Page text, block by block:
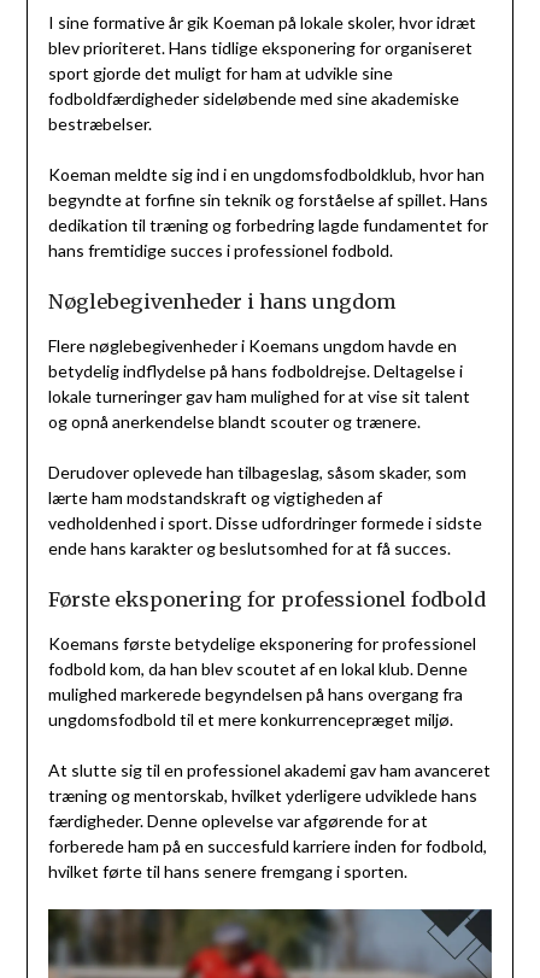
I sine formative år gik Koeman på lokale skoler, hvor idræt
blev prioriteret. Hans tidlige eksponering for organiseret
sport gjorde det muligt for ham at udvikle sine
fodboldfærdigheder sideløbende med sine akademiske
bestræbelser.
Koeman meldte sig ind i en ungdomsfodboldklub, hvor han
begyndte at forfine sin teknik og forståelse af spillet. Hans
dedikation til træning og forbedring lagde fundamentet for
hans fremtidige succes i professionel fodbold.
Nøglebegivenheder i hans ungdom
Flere nøglebegivenheder i Koemans ungdom havde en
betydelig indflydelse på hans fodboldrejse. Deltagelse i
lokale turneringer gav ham mulighed for at vise sit talent
og opnå anerkendelse blandt scouter og trænere.
Derudover oplevede han tilbageslag, såsom skader, som
lærte ham modstandskraft og vigtigheden af
vedholdenhed i sport. Disse udfordringer formede i sidste
ende hans karakter og beslutsomhed for at få succes.
Første eksponering for professionel fodbold
Koemans første betydelige eksponering for professionel
fodbold kom, da han blev scoutet af en lokal klub. Denne
mulighed markerede begyndelsen på hans overgang fra
ungdomsfodbold til et mere konkurrencepræget miljø.
At slutte sig til en professionel akademi gav ham avanceret
træning og mentorskab, hvilket yderligere udviklede hans
færdigheder. Denne oplevelse var afgørende for at
forberede ham på en succesfuld karriere inden for fodbold,
hvilket førte til hans senere fremgang i sporten.